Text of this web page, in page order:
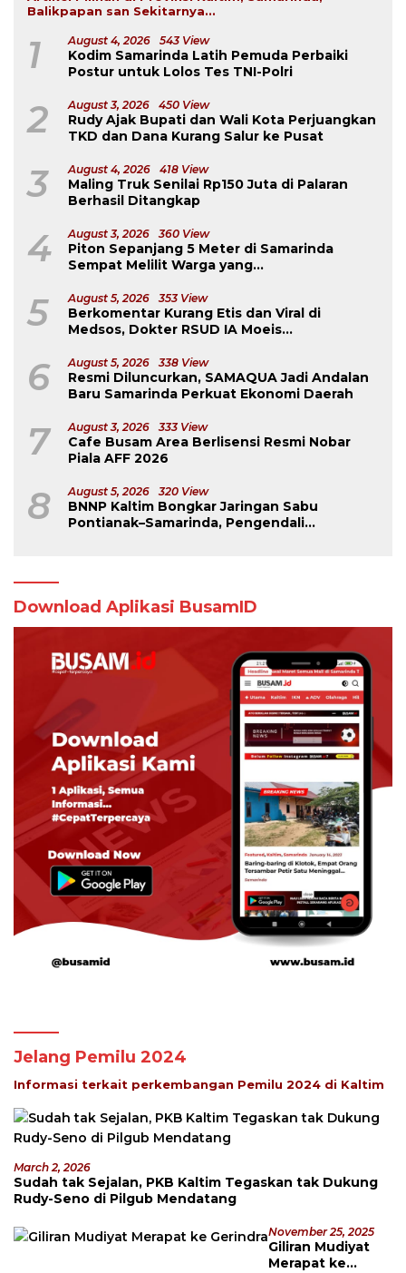
Balikpapan san Sekitarnya...
1 August 4, 2026 543 View
Kodim Samarinda Latih Pemuda Perbaiki
Postur untuk Lolos Tes TNI-Polri
2 August 3, 2026 450 View
Rudy Ajak Bupati dan Wali Kota Perjuangkan
TKD dan Dana Kurang Salur ke Pusat
3 August 4, 2026 418 View
Maling Truk Senilai Rp150 Juta di Palaran
Berhasil Ditangkap
4 August 3, 2026 360 View
Piton Sepanjang 5 Meter di Samarinda
Sempat Melilit Warga yang
5 August 5, 2026 353 View
Berkomentar Kurang Etis dan Viral di
Medsos, Dokter RSUD IA Moeis
6 August 5, 2026 338 View
Resmi Diluncurkan, SAMAQUA Jadi Andalan
Baru Samarinda Perkuat Ekonomi Daerah
7 August 3, 2026 333 View
Cafe Busam Area Berlisensi Resmi Nobar
Piala AFF 2026
8 August 5, 2026 320 View
BNNP Kaltim Bongkar Jaringan Sabu
Pontianak–Samarinda, Pengendali
Download Aplikasi BusamID
Jelang Pemilu 2024
Informasi terkait perkembangan Pemilu 2024 di Kaltim
March 2, 2026
Sudah tak Sejalan, PKB Kaltim Tegaskan tak Dukung
Rudy-Seno di Pilgub Mendatang
November 25, 2025
Giliran Mudiyat
Merapat ke